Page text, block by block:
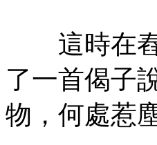
這時在舂
了一首偈子
物，何處惹